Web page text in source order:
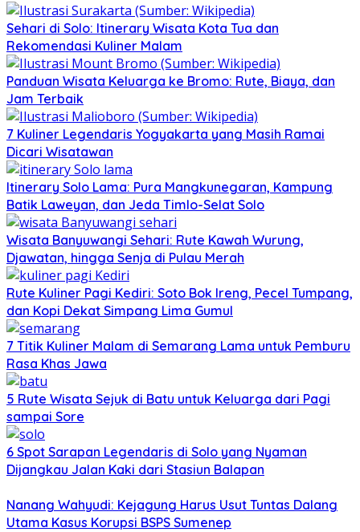
Sehari di Solo: Itinerary Wisata Kota Tua dan
Rekomendasi Kuliner Malam
Panduan Wisata Keluarga ke Bromo: Rute, Biaya, dan
Jam Terbaik
7 Kuliner Legendaris Yogyakarta yang Masih Ramai
Dicari Wisatawan
Itinerary Solo Lama: Pura Mangkunegaran, Kampung
Batik Laweyan, dan Jeda Timlo-Selat Solo
Wisata Banyuwangi Sehari: Rute Kawah Wurung,
Djawatan, hingga Senja di Pulau Merah
Rute Kuliner Pagi Kediri: Soto Bok Ireng, Pecel Tumpang,
dan Kopi Dekat Simpang Lima Gumul
7 Titik Kuliner Malam di Semarang Lama untuk Pemburu
Rasa Khas Jawa
5 Rute Wisata Sejuk di Batu untuk Keluarga dari Pagi
sampai Sore
6 Spot Sarapan Legendaris di Solo yang Nyaman
Dijangkau Jalan Kaki dari Stasiun Balapan
Nanang Wahyudi: Kejagung Harus Usut Tuntas Dalang
Utama Kasus Korupsi BSPS Sumenep